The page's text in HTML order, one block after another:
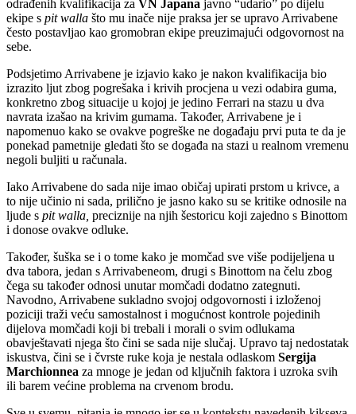
odrađenih kvalifikacija za VN Japana javno “udario” po dijelu
ekipe s pit walla što mu inače nije praksa jer se upravo Arrivabene
često postavljao kao gromobran ekipe preuzimajući odgovornost na
sebe.
Podsjetimo Arrivabene je izjavio kako je nakon kvalifikacija bio
izrazito ljut zbog pogrešaka i krivih procjena u vezi odabira guma,
konkretno zbog situacije u kojoj je jedino Ferrari na stazu u dva
navrata izašao na krivim gumama. Također, Arrivabene je i
napomenuo kako se ovakve pogreške ne događaju prvi puta te da je
ponekad pametnije gledati što se događa na stazi u realnom vremenu
negoli buljiti u računala.
Iako Arrivabene do sada nije imao običaj upirati prstom u krivce, a
to nije učinio ni sada, prilično je jasno kako su se kritike odnosile na
ljude s pit walla, preciznije na njih šestoricu koji zajedno s Binottom
i donose ovakve odluke.
Također, šuška se i o tome kako je momčad sve više podijeljena u
dva tabora, jedan s Arrivabeneom, drugi s Binottom na čelu zbog
čega su također odnosi unutar momčadi dodatno zategnuti.
Navodno, Arrivabene sukladno svojoj odgovornosti i izloženoj
poziciji traži veću samostalnost i mogućnost kontrole pojedinih
dijelova momčadi koji bi trebali i morali o svim odlukama
obavještavati njega što čini se sada nije slučaj. Upravo taj nedostatak
iskustva, čini se i čvrste ruke koja je nestala odlaskom Sergija
Marchionnea za mnoge je jedan od ključnih faktora i uzroka svih
ili barem većine problema na crvenom brodu.